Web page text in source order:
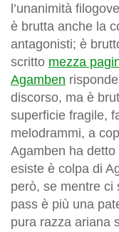
l’unanimità
è brutta anche la
antagonisti; è
scritto mezza
Agamben
discorso, ma è
superficie fragile,
melodrammi, a
Agamben ha
esiste è colpa di
però, se mentre ci
pass è più una
pura razza ariana